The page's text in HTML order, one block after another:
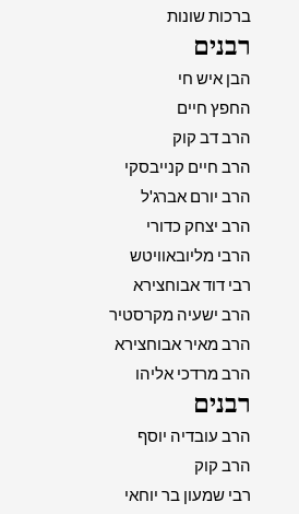
ברכות שונות
רבנים
הבן איש חי
החפץ חיים
הרב דב קוק
הרב חיים קנייבסקי
הרב יורם אברג'ל
הרב יצחק כדורי
הרבי מליובאוויטש
רבי דוד אבוחצירא
הרב ישעיה מקרסטיר
הרב מאיר אבוחצירא
הרב מרדכי אליהו
רבנים
הרב עובדיה יוסף
הרב קוק
רבי שמעון בר יוחאי